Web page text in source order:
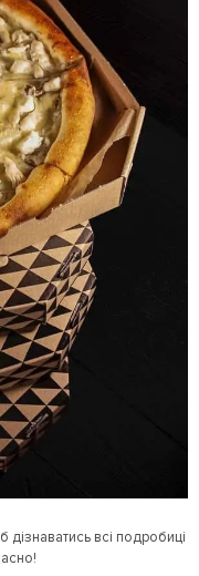
дізнаватись всі подробиці